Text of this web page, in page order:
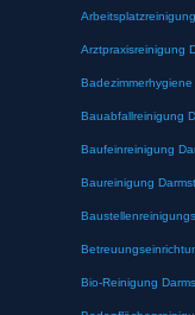
Arztpraxisreinigung
Bauabfallreinigung
Baufeinreinigung
Baureinigung
Bio-Reinigung